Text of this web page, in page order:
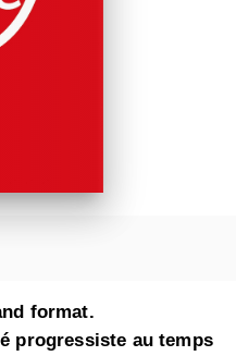
format.
progressiste au temps